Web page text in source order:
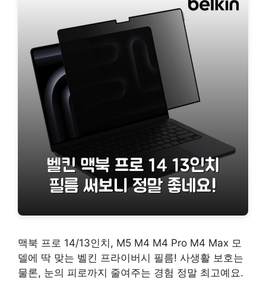
맥북 프로 14/13인치, M5 M4 M4 Pro M4 Max 모
델에 딱 맞는 벨킨 프라이버시 필름! 사생활 보호는
물론, 눈의 피로까지 줄여주는 경험 정말 최고예요.